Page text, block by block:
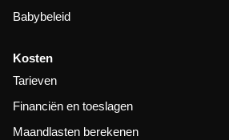
Babybeleid
Kosten
Tarieven
Financiën en toeslagen
Maandlasten berekenen